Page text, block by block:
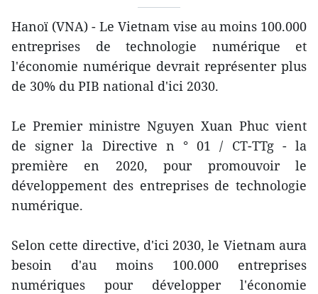
Hanoï (VNA) - Le Vietnam vise au moins 100.000
entreprises de technologie numérique et
l'économie numérique devrait représenter plus
de 30% du PIB national d'ici 2030.
Le Premier ministre Nguyen Xuan Phuc vient
de signer la Directive n ° 01 / CT-TTg - la
première en 2020, pour promouvoir le
développement des entreprises de technologie
numérique.
Selon cette directive, d'ici 2030, le Vietnam aura
besoin d'au moins 100.000 entreprises
numériques pour développer l'économie